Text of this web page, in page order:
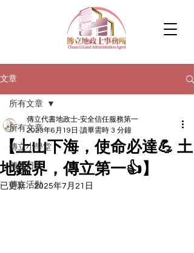
文章
所有文章
傳立小學堂
傳立日常
傳立活動
所有文章
【上山下海，使命必達💪 土
地鑑界，傳立第一👍】
傳立代書地政士-安全信任服務第一
2023年6月19日 讀畢需時 3 分鐘
已更新：2025年7月21日